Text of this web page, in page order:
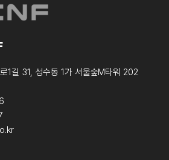
1길 31, 성수동 1가 서울숲M타워 202